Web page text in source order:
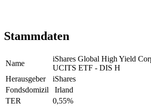
Stammdaten
Name
iShares Global High Yield
UCITS ETF - DIS H
Herausgeber
iShares
Fondsdomizil
Irland
TER
0,55%